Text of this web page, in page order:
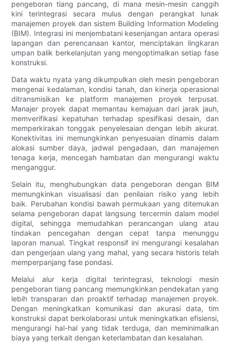
pengeboran tiang pancang, di mana mesin-mesin canggih
kini terintegrasi secara mulus dengan perangkat lunak
manajemen proyek dan sistem Building Information Modeling
(BIM). Integrasi ini menjembatani kesenjangan antara operasi
lapangan dan perencanaan kantor, menciptakan lingkaran
umpan balik berkelanjutan yang mengoptimalkan setiap fase
konstruksi.
Data waktu nyata yang dikumpulkan oleh mesin pengeboran
mengenai kedalaman, kondisi tanah, dan kinerja operasional
ditransmisikan ke platform manajemen proyek terpusat.
Manajer proyek dapat memantau kemajuan dari jarak jauh,
memverifikasi kepatuhan terhadap spesifikasi desain, dan
memperkirakan tonggak penyelesaian dengan lebih akurat.
Konektivitas ini memungkinkan penyesuaian dinamis dalam
alokasi sumber daya, jadwal pengadaan, dan manajemen
tenaga kerja, mencegah hambatan dan mengurangi waktu
menganggur.
Selain itu, menghubungkan data pengeboran dengan BIM
memungkinkan visualisasi dan penilaian risiko yang lebih
baik. Perubahan kondisi bawah permukaan yang ditemukan
selama pengeboran dapat langsung tercermin dalam model
digital, sehingga memudahkan perancangan ulang atau
tindakan pencegahan dengan cepat tanpa menunggu
laporan manual. Tingkat responsif ini mengurangi kesalahan
dan pengerjaan ulang yang mahal, yang secara historis telah
memperpanjang fase pondasi.
Melalui alur kerja digital terintegrasi, teknologi mesin
pengeboran tiang pancang memungkinkan pendekatan yang
lebih transparan dan proaktif terhadap manajemen proyek.
Dengan meningkatkan komunikasi dan akurasi data, tim
konstruksi dapat berkolaborasi untuk meningkatkan efisiensi,
mengurangi hal-hal yang tidak terduga, dan meminimalkan
biaya yang terkait dengan keterlambatan dan kesalahan.